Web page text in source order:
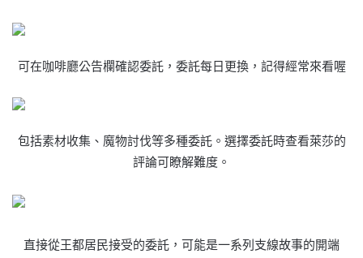
可在咖啡廳公告欄確認委託，委託每日更換，記得經常來看喔
包括素材收集、魔物討伐等多種委託。選擇委託時查看萊莎的
評論可瞭解難度。
直接從王都居民接受的委託，可能是一系列支線故事的開端